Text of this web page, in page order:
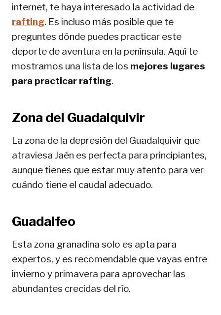
internet, te haya interesado la actividad de
rafting. Es incluso más posible que te
preguntes dónde puedes practicar este
deporte de aventura en la península. Aquí te
mostramos una lista de los mejores lugares
para practicar rafting.
Zona del Guadalquivir
La zona de la depresión del Guadalquivir que
atraviesa Jaén es perfecta para principiantes,
aunque tienes que estar muy atento para ver
cuándo tiene el caudal adecuado.
Guadalfeo
Esta zona granadina solo es apta para
expertos, y es recomendable que vayas entre
invierno y primavera para aprovechar las
abundantes crecidas del río.